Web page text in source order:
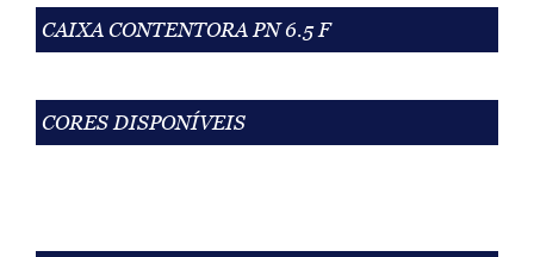
CAIXA CONTENTORA PN 6.5 F
CORES DISPONÍVEIS